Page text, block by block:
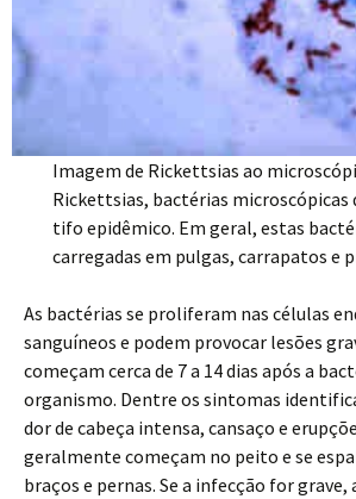
Imagem de Rickettsias ao
Rickettsias, bactérias microscópicas
tifo epidêmico. Em geral, estas
carregadas em pulgas, carrapatos e
As bactérias se proliferam nas células
sanguíneos e podem provocar lesões
começam cerca de 7 a 14 dias após a
organismo. Dentre os sintomas
dor de cabeça intensa, cansaço e
geralmente começam no peito e se
braços e pernas. Se a infecção for